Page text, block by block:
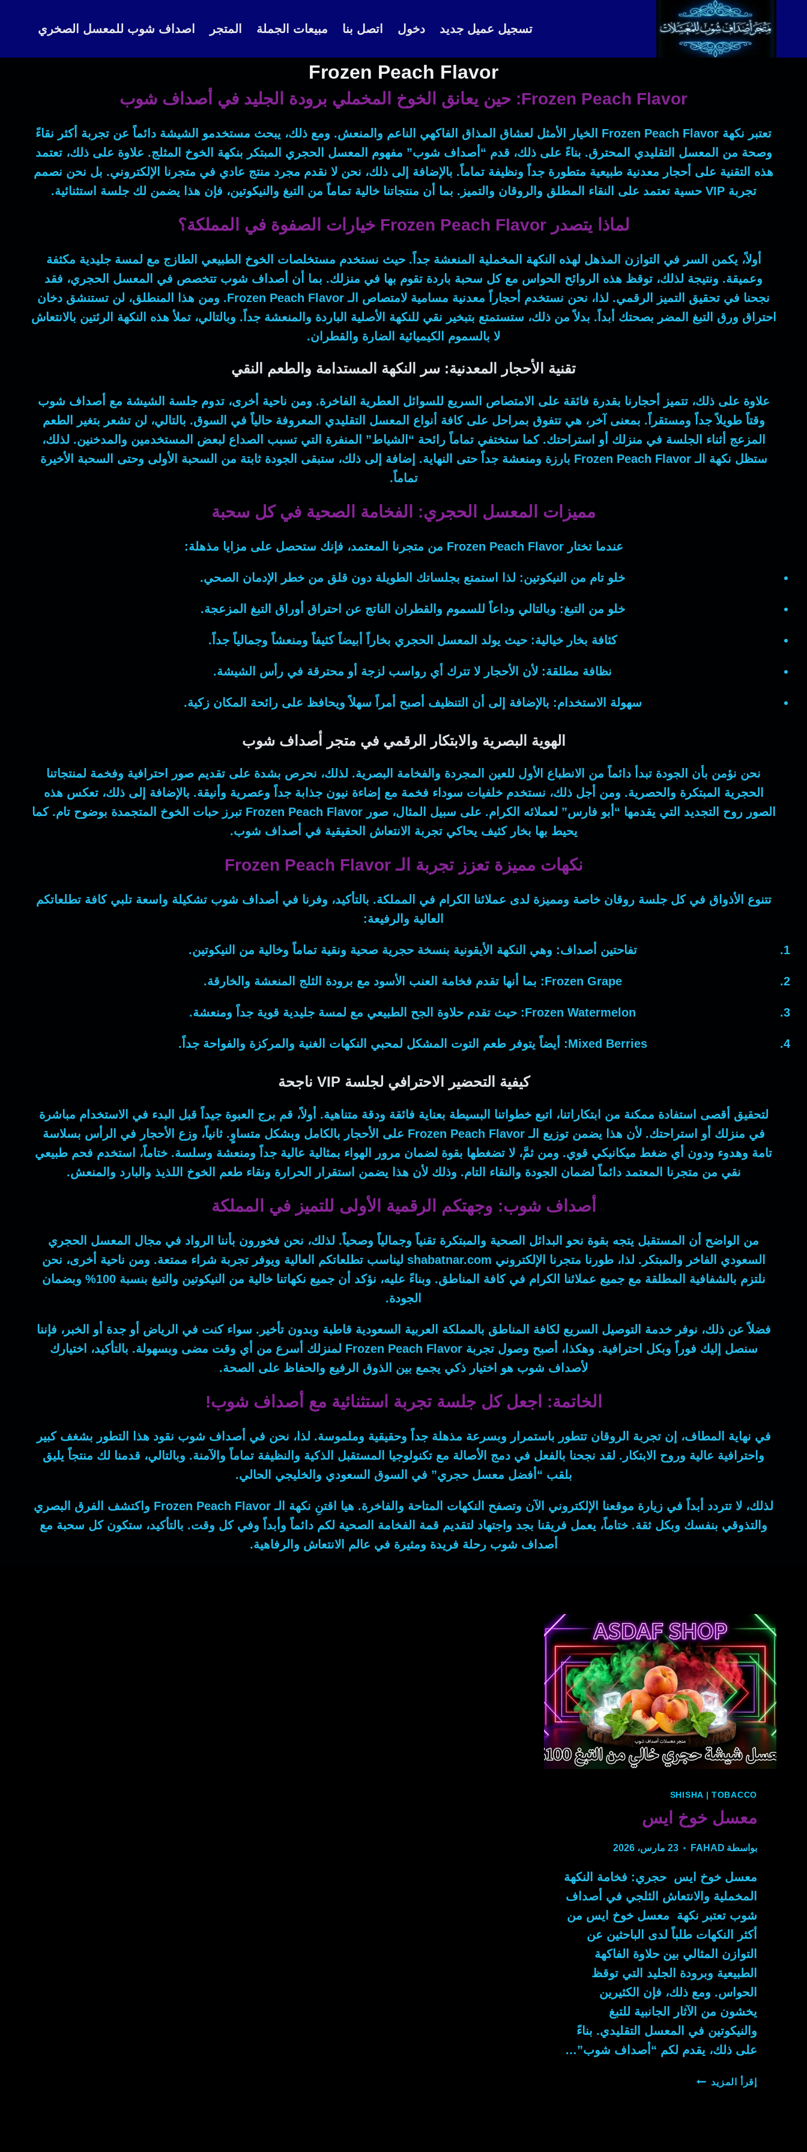
تسجيل عميل جديد دخول اتصل بنا مبيعات الجملة المتجر اصداف شوب للمعسل الصخري
Frozen Peach Flavor
Frozen Peach Flavor: حين يعانق الخوخ المخملي برودة الجليد في أصداف شوب
تعتبر نكهة Frozen Peach Flavor الخيار الأمثل لعشاق المذاق الفاكهي الناعم والمنعش. ومع ذلك، يبحث مستخدمو الشيشة دائماً عن تجربة أكثر نقاءً
وصحة من المعسل التقليدي المحترق. بناءً على ذلك، قدم “أصداف شوب” مفهوم المعسل الحجري المبتكر بنكهة الخوخ المثلج. علاوة على ذلك، تعتمد
هذه التقنية على أحجار معدنية طبيعية متطورة جداً ونظيفة تماماً. بالإضافة إلى ذلك، نحن لا نقدم مجرد منتج عادي في متجرنا الإلكتروني. بل نحن نصمم
تجربة VIP حسية تعتمد على النقاء المطلق والروقان والتميز.
بما أن منتجاتنا خالية تماماً من التبغ والنيكوتين، فإن هذا يضمن لك جلسة استثنائية.
لماذا يتصدر Frozen Peach Flavor خيارات الصفوة في المملكة؟
أولاً، يكمن السر في التوازن المذهل لهذه النكهة المخملية المنعشة جداً.حيث نستخدم مستخلصات الخوخ الطبيعي الطازج مع لمسة جليدية مكثفة
وعميقة. ونتيجة لذلك، توقظ هذه الروائح الحواس مع كل سحبة باردة تقوم بها في منزلك. بما أن أصداف شوب تتخصص في المعسل الحجري، فقد
نجحنا في تحقيق التميز الرقمي. لذا ، نحن نستخدم أحجاراً معدنية مسامية لامتصاص الـ Frozen Peach Flavor
. ومن هذا المنطلق، لن تستنشق دخان
احتراق ورق التبغ المضر بصحتك أبداً. بدلاً من ذلك، ستستمتع بتبخير نقي للنكهة الأصلية الباردة والمنعشة جداً. وبالتالي، تملأ هذه النكهة الرئتين بالانتعاش
لا بالسموم الكيميائية الضارة والقطران.
تقنية الأحجار المعدنية: سر النكهة المستدامة والطعم النقي
علاوة على ذلك، تتميز أحجارنا بقدرة فائقة على الامتصاص السريع للسوائل العطرية الفاخرة. ومن ناحية أخرى، تدوم جلسة الشيشة مع أصداف شوب
وقتاً طويلاً جداً ومستقراً. بمعنى آخر، هي تتفوق بمراحل على كافة أنواع المعسل التقليدي المعروفة حالياً في السوق. بالتالي، لن تشعر بتغير الطعم
المزعج أثناء الجلسة في منزلك أو استراحتك.كما ستختفي تماماً رائحة “الشياط” المنفرة التي تسبب الصداع لبعض المستخدمين والمدخنين. لذلك،
ستظل نكهة الـFrozen Peach Flavor بارزة ومنعشة جداً حتى النهاية. إضافة إلى ذلك، ستبقى الجودة ثابتة من السحبة الأولى وحتى السحبة الأخيرة
تماماً.
مميزات المعسل الحجري: الفخامة الصحية في كل سحبة
عندما تختارFrozen Peach Flavor من متجرنا المعتمد، فإنك ستحصل على مزايا مذهلة:
خلو تام من النيكوتين: لذا استمتع بجلساتك الطويلة دون قلق من خطر الإدمان الصحي.
خلو من التبغ: وبالتالي وداعاً للسموم والقطران الناتج عن احتراق أوراق التبغ المزعجة.
كثافة بخار خيالية: حيث يولد المعسل الحجري بخاراً أبيضاً كثيفاً ومنعشاً وجمالياً جداً.
نظافة مطلقة: لأن الأحجار لا تترك أي رواسب لزجة أو محترقة في رأس الشيشة.
سهولة الاستخدام: بالإضافة إلى أن التنظيف أصبح أمراً سهلاً ويحافظ على رائحة المكان زكية.
الهوية البصرية والابتكار الرقمي في متجر أصداف شوب
نحن نؤمن بأن الجودة تبدأ دائماً من الانطباع الأول للعين المجردة والفخامة البصرية. لذلك، نحرص بشدة على تقديم صور احترافية وفخمة لمنتجاتنا
الحجرية المبتكرة والحصرية. ومن أجل ذلك، نستخدم خلفيات سوداء فخمة مع إضاءة نيون جذابة جداً وعصرية وأنيقة. بالإضافة إلى ذلك، تعكس هذه
الصور روح التجديد التي يقدمها “أبو فارس” لعملائه الكرام. على سبيل المثال، صورFrozen Peach Flavor تبرز حبات الخوخ المتجمدة بوضوح تام.كما
يحيط بها بخار كثيف يحاكي تجربة الانتعاش الحقيقية في أصداف شوب.
نكهات مميزة تعزز تجربة الـ Frozen Peach Flavor
تتنوع الأذواق في كل جلسة روقان خاصة ومميزة لدى عملائنا الكرام في المملكة. بالتأكيد، وفرنا في أصداف شوب تشكيلة واسعة تلبي كافة تطلعاتكم
العالية والرفيعة:
تفاحتين أصداف: وهي النكهة الأيقونية بنسخة حجرية صحية ونقية تماماً وخالية من النيكوتين.
Frozen Grape: بما أنها تقدم فخامة العنب الأسود مع برودة الثلج المنعشة والخارقة.
Frozen Watermelon: حيث تقدم حلاوة الجح الطبيعي مع لمسة جليدية قوية جداً ومنعشة.
Mixed Berries: أيضاً يتوفر طعم التوت المشكل لمحبي النكهات الغنية والمركزة والفواحة جداً.
كيفية التحضير الاحترافي لجلسة VIP ناجحة
لتحقيق أقصى استفادة ممكنة من ابتكاراتنا، اتبع خطواتنا البسيطة بعناية فائقة ودقة متناهية. أولاً، قم برج العبوة جيداً قبل البدء في الاستخدام مباشرة
في منزلك أو استراحتك.لأن هذا يضمن توزيع الـFrozen Peach Flavor على الأحجار بالكامل وبشكل متساوٍ.ثانياً، وزع الأحجار في الرأس بسلاسة
تامة وهدوء ودون أي ضغط ميكانيكي قوي. ومن ثمَّ، لا تضغطها بقوة لضمان مرور الهواء بمثالية عالية جداً ومنعشة وسلسة. ختاماً، استخدم فحم طبيعي
نقي من متجرنا المعتمد دائماً لضمان الجودة والنقاء التام. وذلك لأن هذا يضمن استقرار الحرارة ونقاء طعم الخوخ اللذيذ والبارد والمنعش.
أصداف شوب: وجهتكم الرقمية الأولى للتميز في المملكة
من الواضح أن المستقبل يتجه بقوة نحو البدائل الصحية والمبتكرة تقنياً وجمالياً وصحياً. لذلك، نحن فخورون بأننا الرواد في مجال المعسل الحجري
السعودي الفاخر والمبتكر. لذا، طورنا متجرنا الإلكتروني shabatnar.com ليناسب تطلعاتكم العالية ويوفر تجربة شراء ممتعة. ومن ناحية أخرى، نحن
نلتزم بالشفافية المطلقة مع جميع عملائنا الكرام في كافة المناطق. وبناءً عليه
، نؤكد أن جميع نكهاتنا خالية من النيكوتين والتبغ بنسبة 100% وبضمان
الجودة.
فضلاً عن ذلك، نوفر خدمة التوصيل السريع لكافة المناطق بالمملكة العربية السعودية قاطبة وبدون تأخير. سواء كنت في الرياض أو جدة أو الخبر، فإننا
سنصل إليك فوراً وبكل احترافية. وهكذا، أصبح وصول تجربةFrozen Peach Flavor لمنزلك أسرع من أي وقت مضى وبسهولة. بالتأكيد، اختيارك
لأصداف شوب هو اختيار ذكي يجمع بين الذوق الرفيع والحفاظ على الصحة.
الخاتمة: اجعل كل جلسة تجربة استثنائية مع أصداف شوب!
في نهاية المطاف، إن تجربة الروقان تتطور باستمرار وبسرعة مذهلة جداً وحقيقية وملموسة. لذا، نحن في أصداف شوب نقود هذا التطور بشغف كبير
واحترافية عالية وروح الابتكار. لقد نجحنا بالفعل في دمج الأصالة مع تكنولوجيا المستقبل الذكية والنظيفة تماماً والآمنة. وبالتالي، قدمنا لك منتجاً يليق
بلقب “أفضل معسل حجري” في السوق السعودي والخليجي الحالي.
لذلك، لا تتردد أبداً في زيارة موقعنا الإلكتروني الآن وتصفح النكهات المتاحة والفاخرة. هيا اقتنِ نكهة الـ Frozen Peach Flavor واكتشف الفرق البصري
والتذوقي بنفسك وبكل ثقة. ختاماً، يعمل فريقنا بجد واجتهاد لتقديم قمة الفخامة الصحية لكم دائماً وأبداً وفي كل وقت. بالتأكيد، ستكون كل سحبة مع
أصداف شوب رحلة فريدة ومثيرة في عالم الانتعاش والرفاهية.
SHISHA|TOBACCO
معسل خوخ ايس
بواسطة FAHAD 23 مارس، 2026
معسل خوخ ايس حجري: فخامة النكهة
المخملية والانتعاش الثلجي في أصداف
شوب تعتبر نكهة معسل خوخ ايس من
أكثر النكهات طلباً لدى الباحثين عن
التوازن المثالي بين حلاوة الفاكهة
الطبيعية وبرودة الجليد التي توقظ
الحواس. ومع ذلك، فإن الكثيرين
يخشون من الآثار الجانبية للتبغ
والنيكوتين في المعسل التقليدي. بناءً
على ذلك، يقدم لكم “أصداف شوب”…
إقرأ المزيد معسل